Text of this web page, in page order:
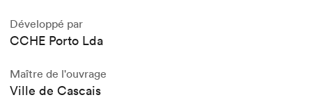
Développé par
CCHE Porto Lda
Maître de l'ouvrage
Ville de Cascais